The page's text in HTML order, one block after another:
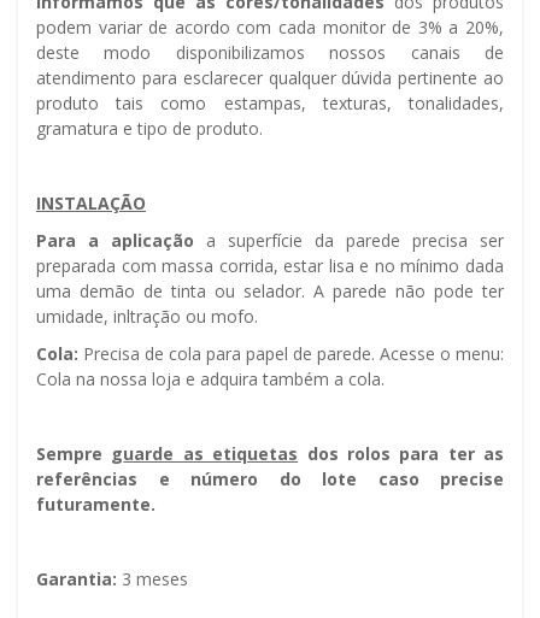
podem variar de acordo com cada monitor de 3% a 20%,
deste modo disponibilizamos nossos canais de
atendimento para esclarecer qualquer dúvida pertinente ao
produto tais como estampas, texturas, tonalidades,
gramatura e tipo de produto.
INSTALAÇÃO
Para a aplicação a superfície da parede precisa ser
preparada com massa corrida, estar lisa e no mínimo dada
uma demão de tinta ou selador. A parede não pode ter
umidade, infiltração ou mofo.
Cola: Precisa de cola para papel de parede. Acesse o menu:
Cola na nossa loja e adquira também a cola.
Sempre guarde as etiquetas dos rolos para ter as
referências e número do lote caso precise
futuramente.
Garantia: 3 meses